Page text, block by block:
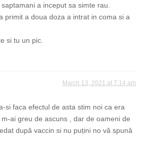
a inceput sa simte rau.
primit a doua doza a intrat in coma si a
si tu un pic.
March 13, 2021 at 7:14 am
si faca efectul de asta stim noi ca era
ai greu de ascuns , dar de oameni de
după vaccin si nu puțini no vă spună